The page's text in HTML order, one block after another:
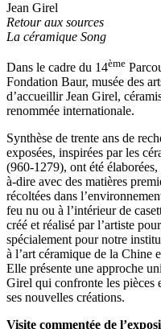
Jean Girel
Retour aux sources
La céramique Song
Dans le cadre du 14ème
Fondation Baur, musée des
d’accueillir Jean Girel,
renommée internationale.
Synthèse de trente ans de
exposées, inspirées par les
(960-1279), ont été
à-dire avec des matières
récoltées dans
feu nu ou à l’intérieur de
créé et réalisé par l’artiste
spécialement pour notre
à l’art céramique de la Chine
Elle présente une approche
Girel qui confronte les pièces
ses nouvelles créations.
Visite commentée de